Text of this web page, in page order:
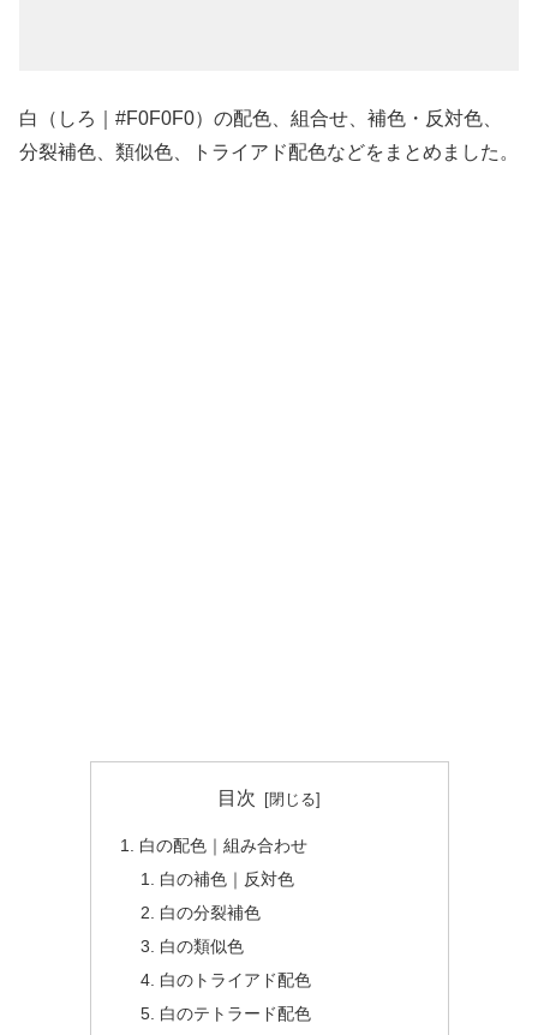
白（しろ｜#F0F0F0）の配色、組合せ、補色・反対色、
分裂補色、類似色、トライアド配色などをまとめました。
目次
白の配色｜組み合わせ
白の補色｜反対色
白の分裂補色
白の類似色
白のトライアド配色
白のテトラード配色